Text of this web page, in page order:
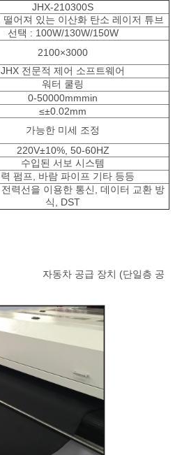
JHX-210300S
떨어져 있는 이산화 탄소 레이저 튜브
선택 : 100W/130W/150W
2100×3000
JHX 전문적 제어 소프트웨어
워터 쿨링
0-50000mmmin
≤±0.02mm
가능한 미세 조정
220V±10%, 50-60HZ
수입된 서보 시스템
펌프, 바람 파이프 기타 등등
전력선을 이용한 통신, 데이터 교환 방
식, DST
동차 공급 장치 (단일층 공